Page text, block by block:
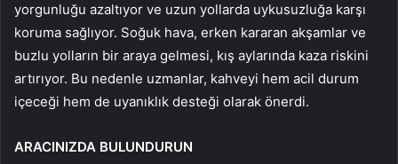
yorgunluğu azaltıyor ve uzun yollarda uykusuzluğa karşı
koruma sağlıyor. Soğuk hava, erken kararan akşamlar ve
buzlu yolların bir araya gelmesi, kış aylarında kaza riskini
artırıyor. Bu nedenle uzmanlar, kahveyi hem acil durum
içeceği hem de uyanıklık desteği olarak önerdi.
ARACINIZDA BULUNDURUN